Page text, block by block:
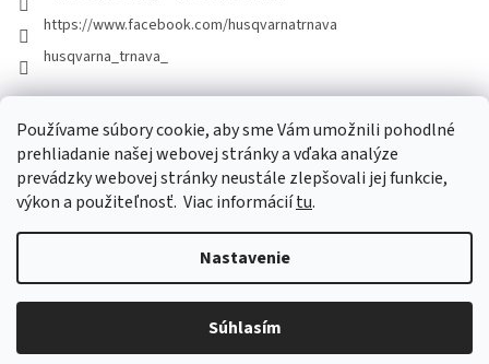
Používame súbory cookie, aby sme Vám umožnili pohodlné
prehliadanie našej webovej stránky a vďaka analýze
prevádzky webovej stránky neustále zlepšovali jej funkcie,
výkon a použiteľnosť. Viac informáciítu.
Nastavenie
Súhlasím
https://www.facebook.com/husqvarnatrnava
husqvarna_trnava_
Facebook
Vytvoril Shoptet
ŽÁKOVSKÝ. Všetky práva vyhradené.